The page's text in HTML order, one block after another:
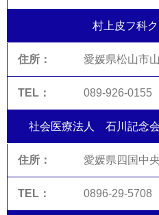
村上皮フ科
愛媛県松山市
089-926-0155
社会医療法人 石川記念
愛媛県四国中
0896-29-5708